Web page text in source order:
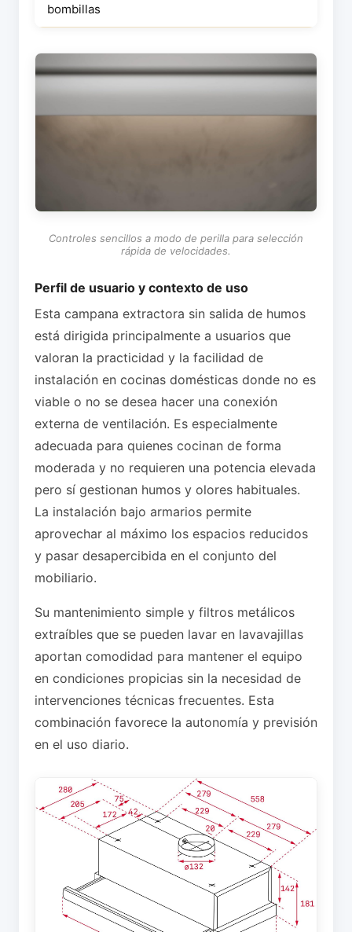
bombillas
Controles sencillos a modo de perilla para selección
rápida de velocidades.
Perfil de usuario y contexto de uso
Esta campana extractora sin salida de humos
está dirigida principalmente a usuarios que
valoran la practicidad y la facilidad de
instalación en cocinas domésticas donde no es
viable o no se desea hacer una conexión
externa de ventilación. Es especialmente
adecuada para quienes cocinan de forma
moderada y no requieren una potencia elevada
pero sí gestionan humos y olores habituales.
La instalación bajo armarios permite
aprovechar al máximo los espacios reducidos
y pasar desapercibida en el conjunto del
mobiliario.
Su mantenimiento simple y filtros metálicos
extraíbles que se pueden lavar en lavavajillas
aportan comodidad para mantener el equipo
en condiciones propicias sin la necesidad de
intervenciones técnicas frecuentes. Esta
combinación favorece la autonomía y previsión
en el uso diario.